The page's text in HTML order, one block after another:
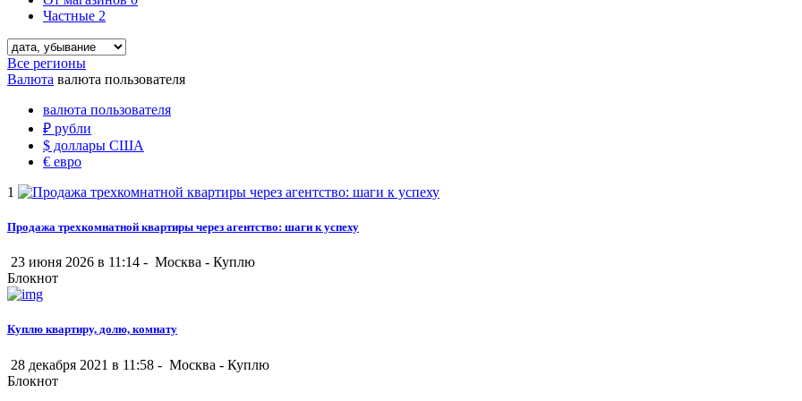
Частные 2
Все регионы
Валюта валюта пользователя
валюта пользователя
₽ рубли
$ доллары США
€ евро
1
Продажа трехкомнатной квартиры через агентство: шаги к успеху
23 июня 2026 в 11:14 - Москва - Куплю
Блокнот
Куплю квартиру, долю, комнату
28 декабря 2021 в 11:58 - Москва - Куплю
Блокнот